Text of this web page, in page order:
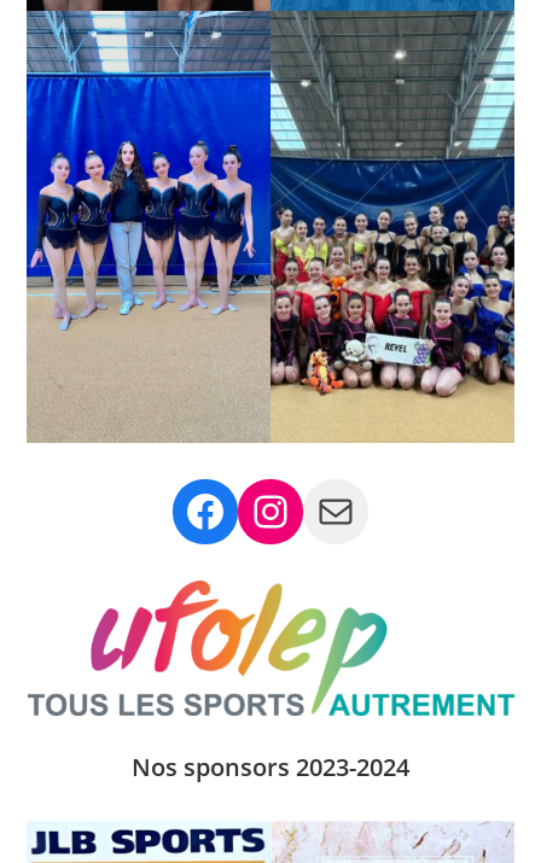
FacebookInstagramMail
Nos sponsors 2023-2024